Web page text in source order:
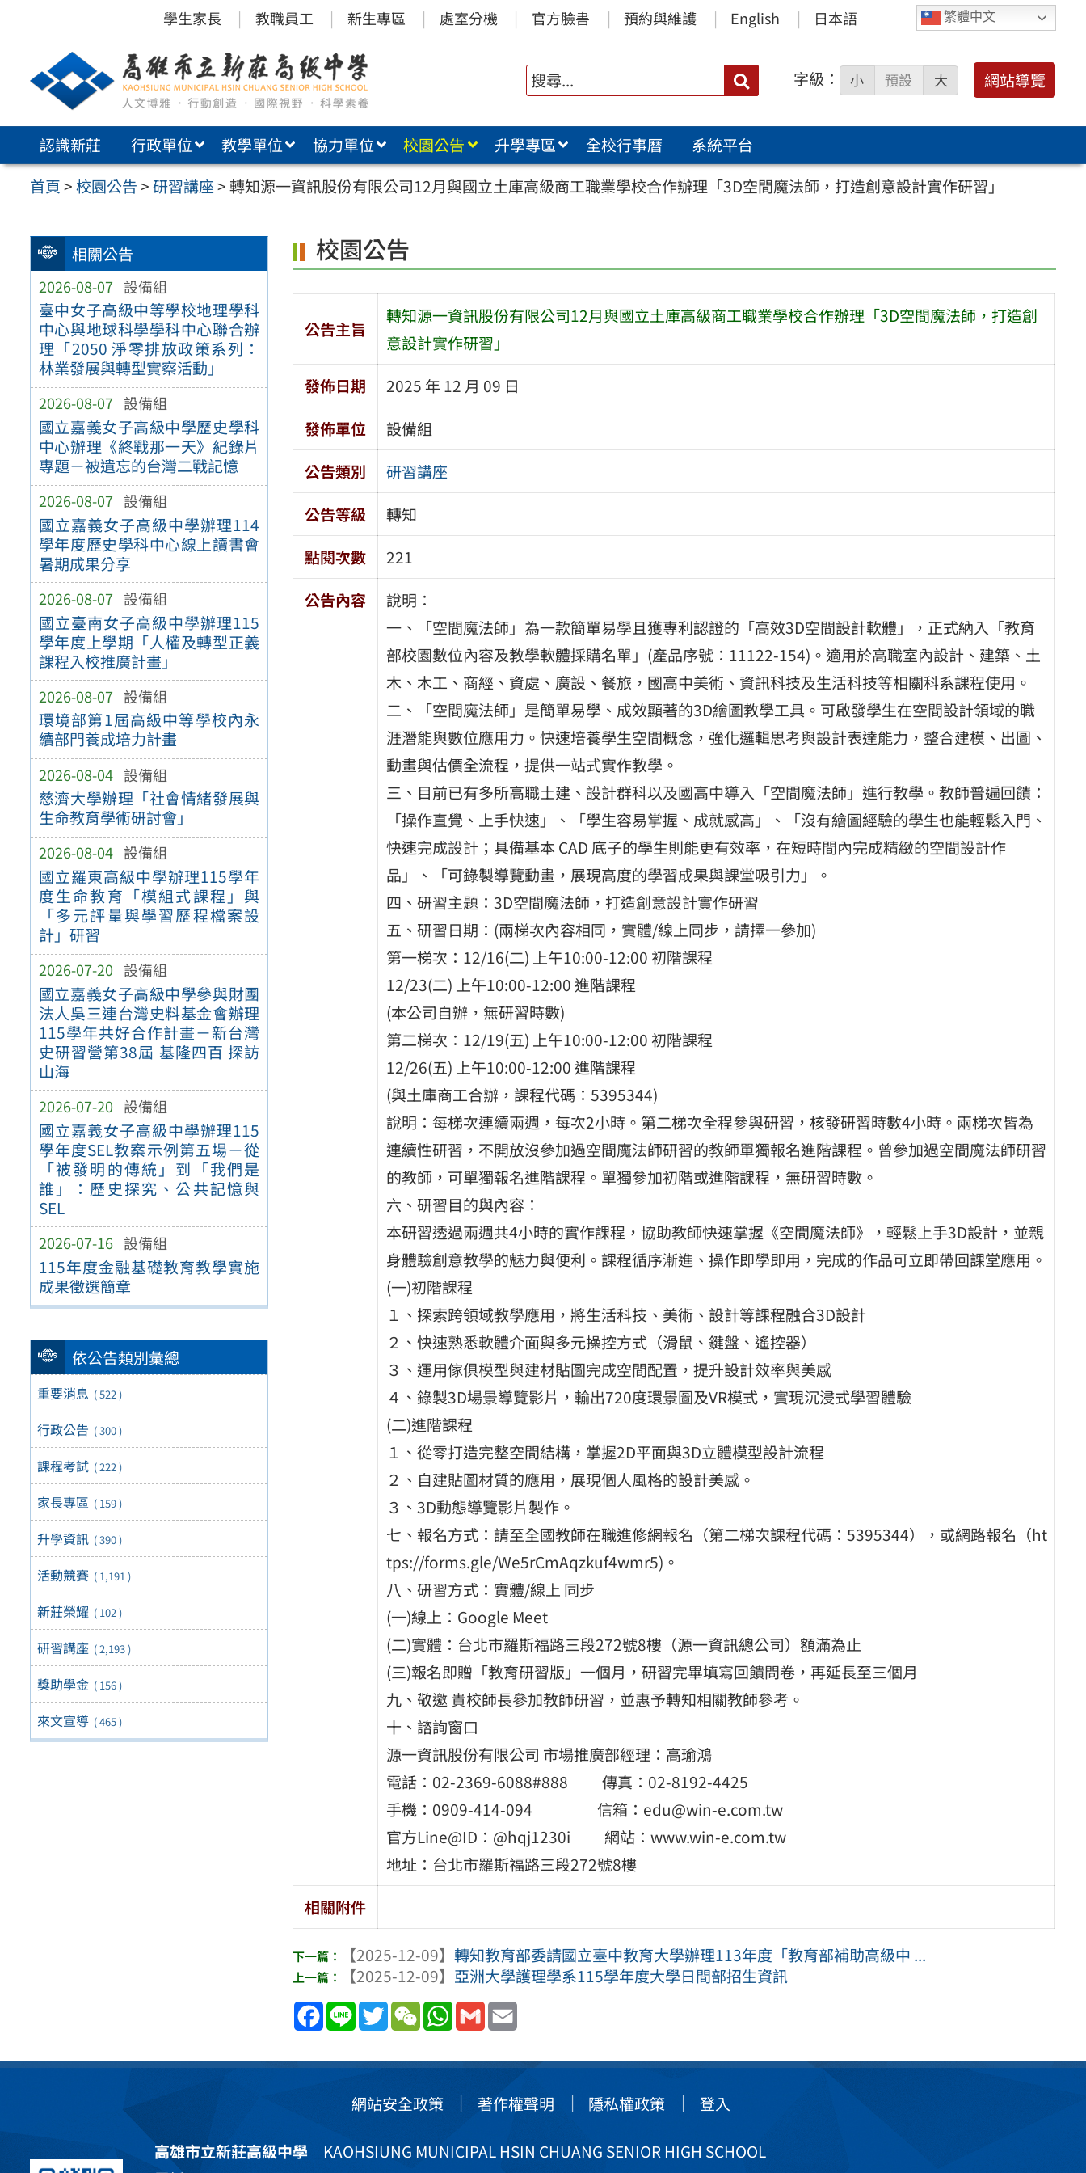
內
繁體中文
學生家長 教職員工 新生專區 處室分機 官方臉書 預約與維護 English 日本語
搜
尋：
字級： 小 預設 大 網站導覽
認識新莊 行政單位 教學單位 協力單位 校園公告 升學專區 全校行事曆
系統平台
首頁>校園公告>研習講座>轉知源一資訊股份有限公司12月與國立土庫高級商工職業學校合作辦理「3D空間魔法師，打造創意設計實作研習」
相關公告
2026-08-07 設備組
臺中女子高級中等學校地理學科
中心與地球科學學科中心聯合辦
理「2050 淨零排放政策系列：
林業發展與轉型實察活動」
2026-08-07 設備組
國立嘉義女子高級中學歷史學科
中心辦理《終戰那一天》紀錄片
專題－被遺忘的台灣二戰記憶
2026-08-07 設備組
國立嘉義女子高級中學辦理114
學年度歷史學科中心線上讀書會
暑期成果分享
2026-08-07 設備組
國立臺南女子高級中學辦理115
學年度上學期「人權及轉型正義
課程入校推廣計畫」
2026-08-07 設備組
環境部第1屆高級中等學校內永
續部門養成培力計畫
2026-08-04 設備組
慈濟大學辦理「社會情緒發展與
生命教育學術研討會」
2026-08-04 設備組
國立羅東高級中學辦理115學年
度生命教育「模組式課程」與
「多元評量與學習歷程檔案設
計」研習
2026-07-20 設備組
國立嘉義女子高級中學參與財團
法人吳三連台灣史料基金會辦理
115學年共好合作計畫－新台灣
史研習營第38屆 基隆四百 探訪
山海
2026-07-20 設備組
國立嘉義女子高級中學辦理115
學年度SEL教案示例第五場－從
「被發明的傳統」到「我們是
誰」：歷史探究、公共記憶與
SEL
2026-07-16 設備組
115年度金融基礎教育教學實施
成果徵選簡章
依公告類別彙總
重要消息 ( 522 )
行政公告 ( 300 )
課程考試 ( 222 )
家長專區 ( 159 )
升學資訊 ( 390 )
活動競賽 ( 1,191 )
新莊榮耀 ( 102 )
研習講座 ( 2,193 )
獎助學金 ( 156 )
來文宣導 ( 465 )
校園公告
公告主旨
轉知源一資訊股份有限公司12月與國立土庫高級商工職業學校合作辦理「3D空間魔法師，打造創
意設計實作研習」
發佈日期
2025 年 12 月 09 日
發佈單位
設備組
公告類別
研習講座
公告等級
轉知
點閱次數
221
公告內容
說明：
一、「空間魔法師」為一款簡單易學且獲專利認證的「高效3D空間設計軟體」，正式納入「教育
部校園數位內容及教學軟體採購名單」(產品序號：11122-154)。適用於高職室內設計、建築、土
木、木工、商經、資處、廣設、餐旅，國高中美術、資訊科技及生活科技等相關科系課程使用。
二、「空間魔法師」是簡單易學、成效顯著的3D繪圖教學工具。可啟發學生在空間設計領域的職
涯潛能與數位應用力。快速培養學生空間概念，強化邏輯思考與設計表達能力，整合建模、出圖、
動畫與估價全流程，提供一站式實作教學。
三、目前已有多所高職土建、設計群科以及國高中導入「空間魔法師」進行教學。教師普遍回饋：
「操作直覺、上手快速」、「學生容易掌握、成就感高」、「沒有繪圖經驗的學生也能輕鬆入門、
快速完成設計；具備基本 CAD 底子的學生則能更有效率，在短時間內完成精緻的空間設計作
品」、「可錄製導覽動畫，展現高度的學習成果與課堂吸引力」。
四、研習主題：3D空間魔法師，打造創意設計實作研習
五、研習日期：(兩梯次內容相同，實體/線上同步，請擇一參加)
第一梯次：12/16(二) 上午10:00-12:00 初階課程
12/23(二) 上午10:00-12:00 進階課程
(本公司自辦，無研習時數)
第二梯次：12/19(五) 上午10:00-12:00 初階課程
12/26(五) 上午10:00-12:00 進階課程
(與土庫商工合辦，課程代碼：5395344)
說明：每梯次連續兩週，每次2小時。第二梯次全程參與研習，核發研習時數4小時。兩梯次皆為
連續性研習，不開放沒參加過空間魔法師研習的教師單獨報名進階課程。曾參加過空間魔法師研習
的教師，可單獨報名進階課程。單獨參加初階或進階課程，無研習時數。
六、研習目的與內容：
本研習透過兩週共4小時的實作課程，協助教師快速掌握《空間魔法師》，輕鬆上手3D設計，並親
身體驗創意教學的魅力與便利。課程循序漸進、操作即學即用，完成的作品可立即帶回課堂應用。
(一)初階課程
１、探索跨領域教學應用，將生活科技、美術、設計等課程融合3D設計
２、快速熟悉軟體介面與多元操控方式（滑鼠、鍵盤、遙控器）
３、運用傢俱模型與建材貼圖完成空間配置，提升設計效率與美感
４、錄製3D場景導覽影片，輸出720度環景圖及VR模式，實現沉浸式學習體驗
(二)進階課程
１、從零打造完整空間結構，掌握2D平面與3D立體模型設計流程
２、自建貼圖材質的應用，展現個人風格的設計美感。
３、3D動態導覽影片製作。
七、報名方式：請至全國教師在職進修網報名（第二梯次課程代碼：5395344），或網路報名（ht
tps://forms.gle/We5rCmAqzkuf4wmr5)。
八、研習方式：實體/線上 同步
(一)線上：Google Meet
(二)實體：台北市羅斯福路三段272號8樓（源一資訊總公司）額滿為止
(三)報名即贈「教育研習版」一個月，研習完畢填寫回饋問卷，再延長至三個月
九、敬邀 貴校師長參加教師研習，並惠予轉知相關教師參考。
十、諮詢窗口
源一資訊股份有限公司 市場推廣部經理：高瑜鴻
電話：02-2369-6088#888 傳真：02-8192-4425
手機：0909-414-094 信箱：edu@win-e.com.tw
官方Line@ID：@hqj1230i 網站：www.win-e.com.tw
地址：台北市羅斯福路三段272號8樓
相關附件
【2025-12-09】轉知教育部委請國立臺中教育大學辦理113年度「教育部補助高級中 ...
【2025-12-09】 亞洲大學護理學系115學年度大學日間部招生資訊
Facebook
Line TwitterWeChatWhatsApp
Gmail
網站安全政策 著作權聲明 隱私權政策 登入
高雄市立新莊高級中學KAOHSIUNG MUNICIPAL HSIN CHUANG SENIOR HIGH SCHOOL